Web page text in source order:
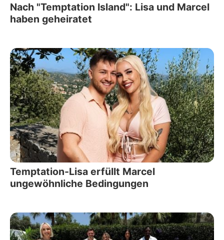
Nach "Temptation Island": Lisa und Marcel
haben geheiratet
Temptation-Lisa erfüllt Marcel
ungewöhnliche Bedingungen